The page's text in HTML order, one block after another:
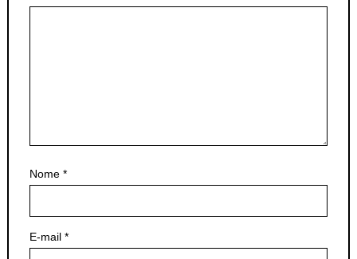
Nome *
E-mail *